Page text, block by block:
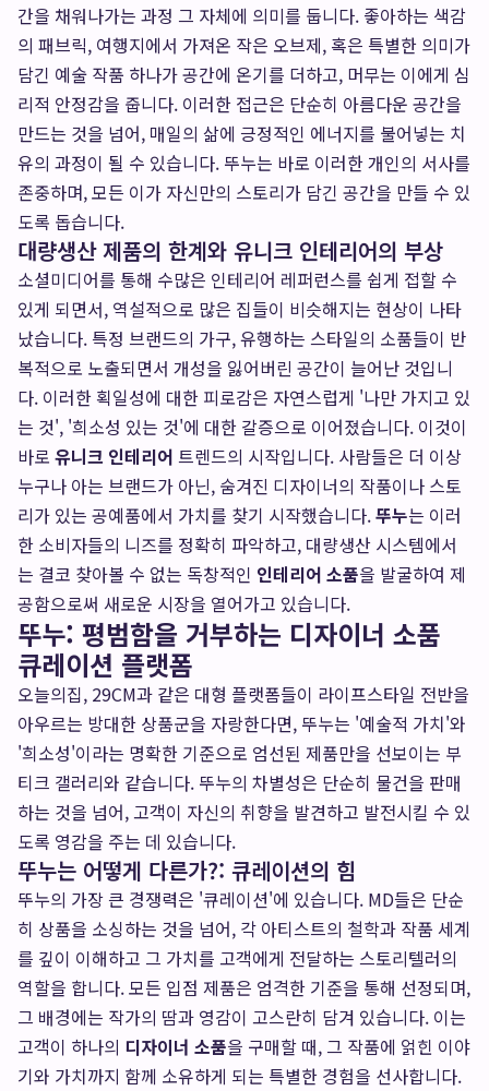
간을 채워나가는 과정 그 자체에 의미를 둡니다. 좋아하는 색감
의 패브릭, 여행지에서 가져온 작은 오브제, 혹은 특별한 의미가
담긴 예술 작품 하나가 공간에 온기를 더하고, 머무는 이에게 심
리적 안정감을 줍니다. 이러한 접근은 단순히 아름다운 공간을
만드는 것을 넘어, 매일의 삶에 긍정적인 에너지를 불어넣는 치
유의 과정이 될 수 있습니다. 뚜누는 바로 이러한 개인의 서사를
존중하며, 모든 이가 자신만의 스토리가 담긴 공간을 만들 수 있
도록 돕습니다.
대량생산 제품의 한계와 유니크 인테리어의 부상
소셜미디어를 통해 수많은 인테리어 레퍼런스를 쉽게 접할 수
있게 되면서, 역설적으로 많은 집들이 비슷해지는 현상이 나타
났습니다. 특정 브랜드의 가구, 유행하는 스타일의 소품들이 반
복적으로 노출되면서 개성을 잃어버린 공간이 늘어난 것입니
다. 이러한 획일성에 대한 피로감은 자연스럽게 '나만 가지고 있
는 것', '희소성 있는 것'에 대한 갈증으로 이어졌습니다. 이것이
바로 유니크 인테리어 트렌드의 시작입니다. 사람들은 더 이상
누구나 아는 브랜드가 아닌, 숨겨진 디자이너의 작품이나 스토
리가 있는 공예품에서 가치를 찾기 시작했습니다.뚜누는 이러
한 소비자들의 니즈를 정확히 파악하고, 대량생산 시스템에서
는 결코 찾아볼 수 없는 독창적인 인테리어 소품을 발굴하여 제
공함으로써 새로운 시장을 열어가고 있습니다.
뚜누: 평범함을 거부하는 디자이너 소품
큐레이션 플랫폼
오늘의집, 29CM과 같은 대형 플랫폼들이 라이프스타일 전반을
아우르는 방대한 상품군을 자랑한다면, 뚜누는 '예술적 가치'와
'희소성'이라는 명확한 기준으로 엄선된 제품만을 선보이는 부
티크 갤러리와 같습니다. 뚜누의 차별성은 단순히 물건을 판매
하는 것을 넘어, 고객이 자신의 취향을 발견하고 발전시킬 수 있
도록 영감을 주는 데 있습니다.
뚜누는 어떻게 다른가?: 큐레이션의 힘
뚜누의 가장 큰 경쟁력은 '큐레이션'에 있습니다. MD들은 단순
히 상품을 소싱하는 것을 넘어, 각 아티스트의 철학과 작품 세계
를 깊이 이해하고 그 가치를 고객에게 전달하는 스토리텔러의
역할을 합니다. 모든 입점 제품은 엄격한 기준을 통해 선정되며,
그 배경에는 작가의 땀과 영감이 고스란히 담겨 있습니다. 이는
고객이 하나의 디자이너 소품을 구매할 때, 그 작품에 얽힌 이야
기와 가치까지 함께 소유하게 되는 특별한 경험을 선사합니다.